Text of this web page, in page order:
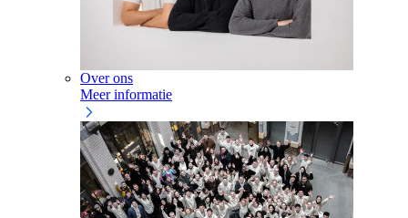
Over ons
Meer informatie